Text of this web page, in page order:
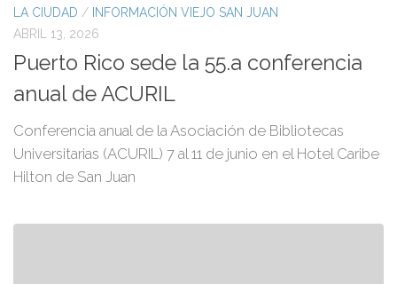
LA CIUDAD / INFORMACIÓN VIEJO SAN JUAN
ABRIL 13, 2026
Puerto Rico sede la 55.a conferencia
anual de ACURIL
Conferencia anual de la Asociación de Bibliotecas
Universitarias (ACURIL) 7 al 11 de junio en el Hotel Caribe
Hilton de San Juan